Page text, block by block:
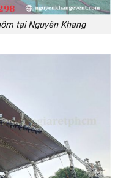
tại Nguyên Khang